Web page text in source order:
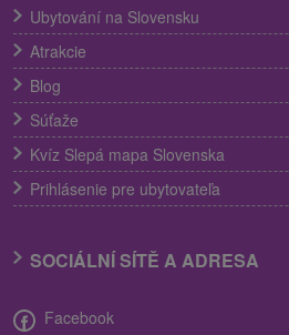
Ubytování na Slovensku
Atrakcie
Blog
Súťaže
Kvíz Slepá mapa Slovenska
Prihlásenie pre ubytovateľa
SOCIÁLNÍ SÍTĚ A ADRESA
Facebook